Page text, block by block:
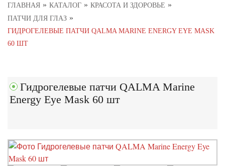
ГЛАВНАЯ » КАТАЛОГ » КРАСОТА И ЗДОРОВЬЕ »
ПАТЧИ ДЛЯ ГЛАЗ »
ГИДРОГЕЛЕВЫЕ ПАТЧИ QALMA MARINE ENERGY EYE MASK
60 ШТ
Гидрогелевые патчи QALMA Marine
Energy Eye Mask 60 шт